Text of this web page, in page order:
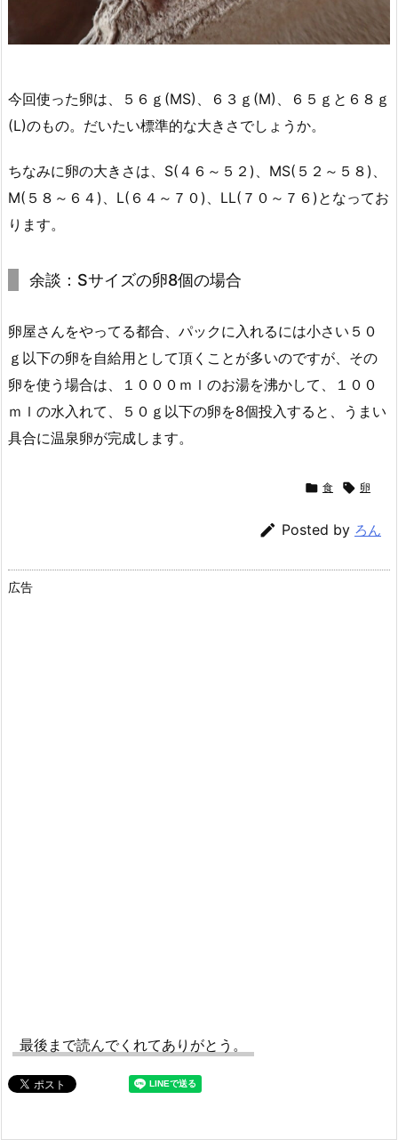
今回使った卵は、５６ｇ(MS)、６３ｇ(M)、６５ｇと６８ｇ
(L)のもの。だいたい標準的な大きさでしょうか。
ちなみに卵の大きさは、S(４６～５２)、MS(５２～５８)、
M(５８～６４)、L(６４～７０)、LL(７０～７６)となってお
ります。
余談：Sサイズの卵8個の場合
卵屋さんをやってる都合、パックに入れるには小さい５０
ｇ以下の卵を自給用として頂くことが多いのですが、その
卵を使う場合は、１０００ｍｌのお湯を沸かして、１００
ｍｌの水入れて、５０ｇ以下の卵を8個投入すると、うまい
具合に温泉卵が完成します。
 食  卵
 Posted by ろん
広告
最後まで読んでくれてありがとう。